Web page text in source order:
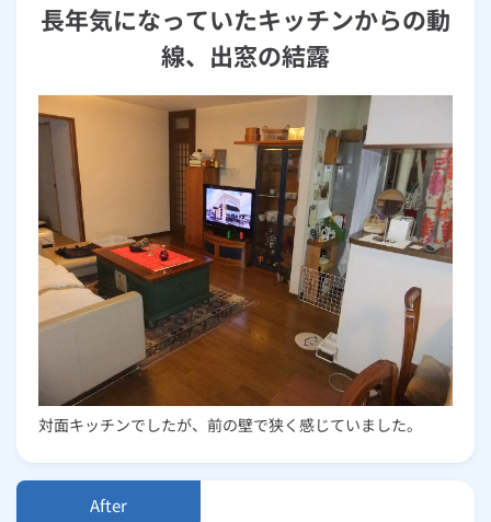
長年気になっていたキッチンからの動
線、出窓の結露
対面キッチンでしたが、前の壁で狭く感じていました。